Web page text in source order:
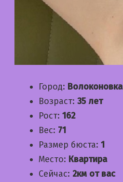
Город: Волоконовка
Возраст: 35 лет
Рост: 162
Вес: 71
Размер бюста: 1
Место: Квартира
Сейчас: 2км от вас